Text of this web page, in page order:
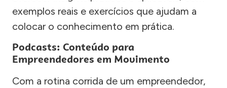
exemplos reais e exercícios que ajudam a
colocar o conhecimento em prática.
Podcasts: Conteúdo para
Empreendedores em Movimento
Com a rotina corrida de um empreendedor,